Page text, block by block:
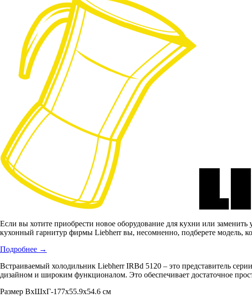
Если вы хотите приобрести новое оборудование для кухни или
кухонный гарнитур фирмы Liebherr вы, несомненно, подберете модель,
Подробнее →
Встраиваемый холодильник Liebherr IRBd 5120 – это представитель
дизайном и широким функционалом. Это обеспечивает достаточное
Размер ВxШxГ-177x55.9x54.6 см